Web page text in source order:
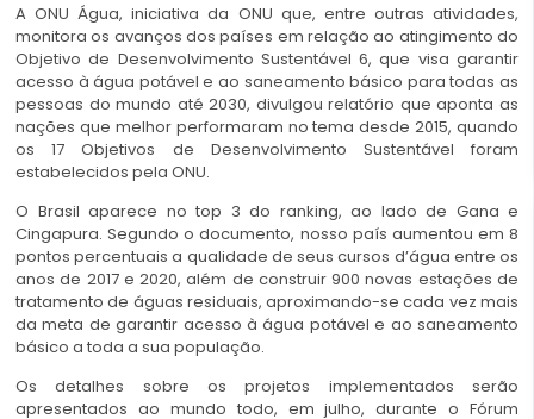
A ONU Água, iniciativa da ONU que, entre outras atividades,
monitora os avanços dos países em relação ao atingimento do
Objetivo de Desenvolvimento Sustentável 6, que visa garantir
acesso à água potável e ao saneamento básico para todas as
pessoas do mundo até 2030, divulgou relatório que aponta as
nações que melhor performaram no tema desde 2015, quando
os 17 Objetivos de Desenvolvimento Sustentável foram
estabelecidos pela ONU.
O Brasil aparece no top 3 do ranking, ao lado de Gana e
Cingapura. Segundo o documento, nosso país aumentou em 8
pontos percentuais a qualidade de seus cursos d’água entre os
anos de 2017 e 2020, além de construir 900 novas estações de
tratamento de águas residuais, aproximando-se cada vez mais
da meta de garantir acesso à água potável e ao saneamento
básico a toda a sua população.
Os detalhes sobre os projetos implementados serão
apresentados ao mundo todo, em julho, durante o Fórum